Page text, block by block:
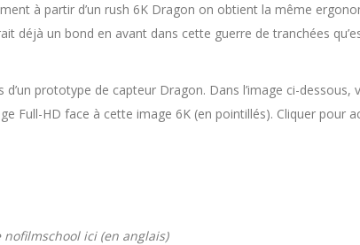
à partir d’un rush 6K Dragon on obtient la même
déjà un bond en avant dans cette guerre de tranchées
prototype de capteur Dragon. Dans l’image ci-dessous,
Full-HD face à cette image 6K (en pointillés). Cliquer pour
nofilmschool ici(en anglais)